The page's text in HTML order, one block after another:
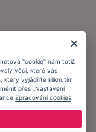
"cookie" nám totiž
věci, které vás
který vyjádříte kliknutím
přes „Nastavení
Zpracování cookies